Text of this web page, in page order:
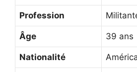
Profession
Âge 39 ans
Nationalité